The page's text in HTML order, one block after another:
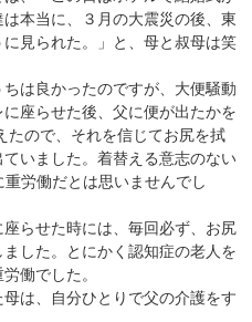
本当に、３月の大震災の後、東
見られた。」と、母と叔母は笑
は良かったのですが、大便騒動
座らせた後、父に便が出たかを
たので、それを信じてお尻を拭
いました。着替える意志のない
労働だとは思いませんでし
らせた時には、毎回必ず、お尻
した。とにかく認知症の老人を
働でした。
は、自分ひとりで父の介護をす